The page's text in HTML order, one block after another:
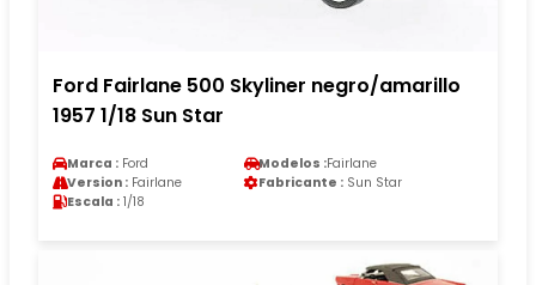
Ford Fairlane 500 Skyliner negro/amarillo
1957 1/18 Sun Star
Marca : Ford Modelos :Fairlane
Version : Fairlane Fabricante : Sun Star
Escala : 1/18